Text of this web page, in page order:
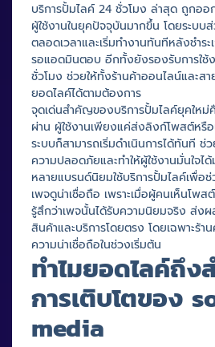
บริการปั้มไลค์ 24 ชั่วโมง ล่าสุด ถูกออ
ผู้ใช้งานในยุคปัจจุบันมากขึ้น โดยระบบ
ตลอดเวลาและเริ่มทำงานทันทีหลังชำระ
รอแอดมินตอบ อีกทั้งยังรองรับการใช้
ชั่วโมง ช่วยให้ทั้งร้านค้าออนไลน์และส
ยอดไลค์ได้ตามต้องการ
จุดเด่นสำคัญของบริการปั้มไลค์ยุคใหม่
ผ่าน ผู้ใช้งานเพียงแค่ส่งลิงก์โพสต์หรื
ระบบก็สามารถเริ่มดำเนินการได้ทันที ช่
ความปลอดภัยและทำให้ผู้ใช้งานมั่นใจไ
หลายแบรนด์นิยมใช้บริการปั้มไลค์เพื่อ
เพจดูน่าเชื่อถือ เพราะเมื่อผู้คนเห็นโพ
รู้สึกว่าเพจนั้นได้รับความนิยมจริง ส่ง
สินค้าและบริการโดยตรง โดยเฉพาะร้า
ความน่าเชื่อถือในช่วงเริ่มต้น
ทำไมยอดไลค์ถึ
การเติบโตของ
media